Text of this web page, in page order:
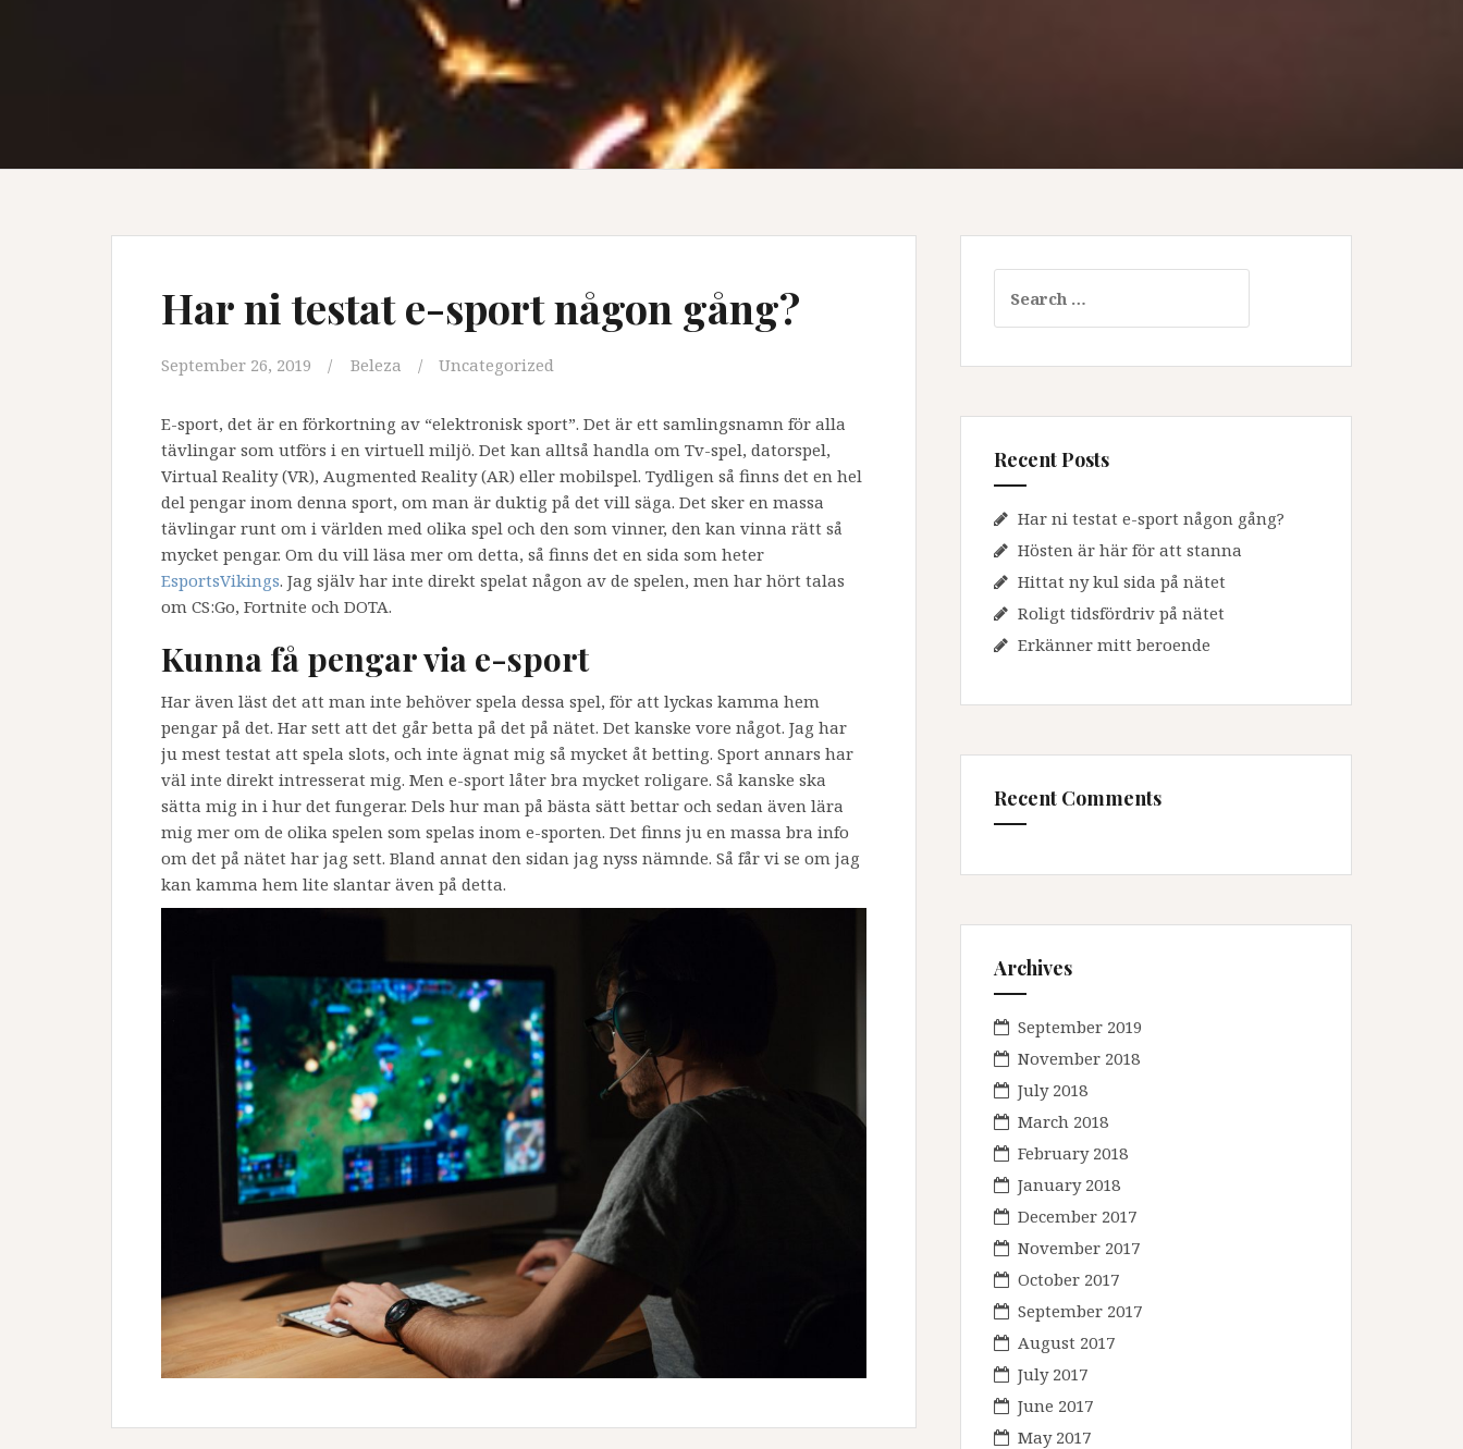
Har ni testat e-sport någon gång?
September 26, 2019 Beleza Uncategorized
E-sport, det är en förkortning av “elektronisk sport”. Det är ett samlingsnamn för alla
tävlingar som utförs i en virtuell miljö. Det kan alltså handla om Tv-spel, datorspel,
Virtual Reality (VR), Augmented Reality (AR) eller mobilspel. Tydligen så finns det en hel
del pengar inom denna sport, om man är duktig på det vill säga. Det sker en massa
tävlingar runt om i världen med olika spel och den som vinner, den kan vinna rätt så
mycket pengar. Om du vill läsa mer om detta, så finns det en sida som heter
EsportsVikings. Jag själv har inte direkt spelat någon av de spelen, men har hört talas
om CS:Go, Fortnite och DOTA.
Kunna få pengar via e-sport
Har även läst det att man inte behöver spela dessa spel, för att lyckas kamma hem
pengar på det. Har sett att det går betta på det på nätet. Det kanske vore något. Jag har
ju mest testat att spela slots, och inte ägnat mig så mycket åt betting. Sport annars har
väl inte direkt intresserat mig. Men e-sport låter bra mycket roligare. Så kanske ska
sätta mig in i hur det fungerar. Dels hur man på bästa sätt bettar och sedan även lära
mig mer om de olika spelen som spelas inom e-sporten. Det finns ju en massa bra info
om det på nätet har jag sett. Bland annat den sidan jag nyss nämnde. Så får vi se om jag
kan kamma hem lite slantar även på detta.
for:
Recent Posts
Har ni testat e-sport någon gång?
Hösten är här för att stanna
Hittat ny kul sida på nätet
Roligt tidsfördriv på nätet
Erkänner mitt beroende
Recent Comments
Archives
September 2019
November 2018
July 2018
March 2018
February 2018
January 2018
December 2017
November 2017
October 2017
September 2017
August 2017
July 2017
June 2017
May 2017